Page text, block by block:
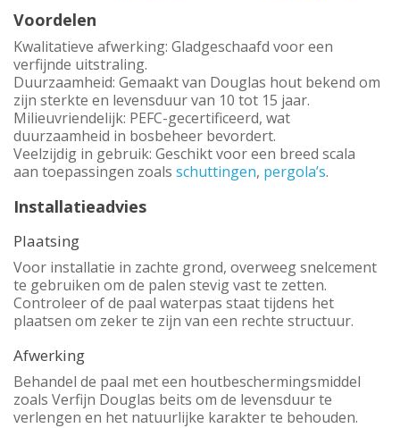
Voordelen
Kwalitatieve afwerking: Gladgeschaafd voor een
verfijnde uitstraling.
Duurzaamheid: Gemaakt van Douglas hout bekend om
zijn sterkte en levensduur van 10 tot 15 jaar.
Milieuvriendelijk: PEFC-gecertificeerd, wat
duurzaamheid in bosbeheer bevordert.
Veelzijdig in gebruik: Geschikt voor een breed scala
aan toepassingen zoals schuttingen, pergola’s.
Installatieadvies
Plaatsing
Voor installatie in zachte grond, overweeg snelcement
te gebruiken om de palen stevig vast te zetten.
Controleer of de paal waterpas staat tijdens het
plaatsen om zeker te zijn van een rechte structuur.
Afwerking
Behandel de paal met een houtbeschermingsmiddel
zoals Verfijn Douglas beits om de levensduur te
verlengen en het natuurlijke karakter te behouden.